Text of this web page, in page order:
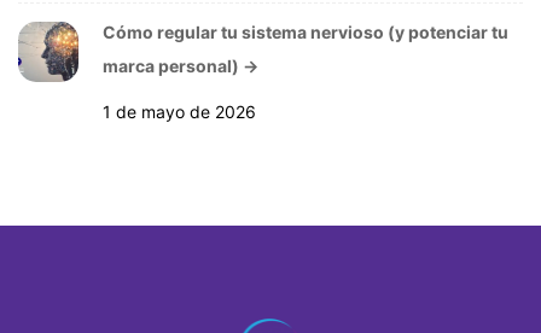
Cómo regular tu sistema nervioso (y potenciar tu
marca personal) →
1 de mayo de 2026